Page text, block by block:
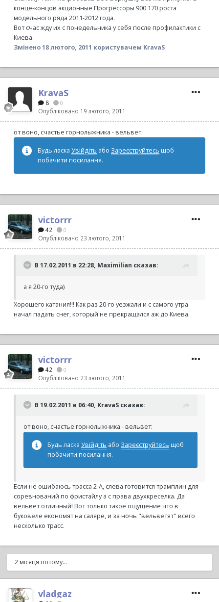
конце-концов акционные Прогрессоры 900 170 роста
модельного ряда 2011-2012 года.
Вот счас жду их с понедельника у себя после профилактики с
Киева.
Змінено18 лютого, 2011 користувачем KravaS
KravaS
8 0
Опубліковано 19 лютого, 2011
от воно, счастье горнолыжника - вельвет:
Будь ласка Увійдіть або Зареєструйтесь щоб
побачити посилання.
victorrr
42 0
Опубліковано 23 лютого, 2011
В 17.02.2011 в 22:28, Maximilian сказав:
а я 20-го туда)
Хорошего катания!!! Как раз 20-го уезжали и с самого утра
начал падать снег, который не прекращался аж до Киева.
victorrr
42 0
Опубліковано 23 лютого, 2011
В 19.02.2011 в 06:40, KravaS сказав:
от воно, счастье горнолыжника - вельвет:
Будь ласка Увійдіть або Зареєструйтесь щоб
побачити посилання.
Если не ошибаюсь трасса 2-А, слева готовится трамплин для
соревнований по фристайлу а с права двухкреселка. Да
вельвет отличный! Вот только такое ощущение что в
буковеле економят на саляре, и за ночь "вельветят" всего
несколько трасс.
2 місяця потому...
vladgaz